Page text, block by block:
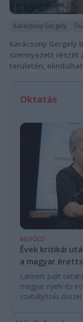
Karácsony Gergely
Karácsony Gergely
szennyezett részét
területén,
Oktatás
BELFÖLD
Évek kritikái
a magyar
Lannert Judit
magyar nyelv és
szabályozás